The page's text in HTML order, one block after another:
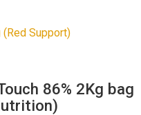
Support)
86% 2Kg bag